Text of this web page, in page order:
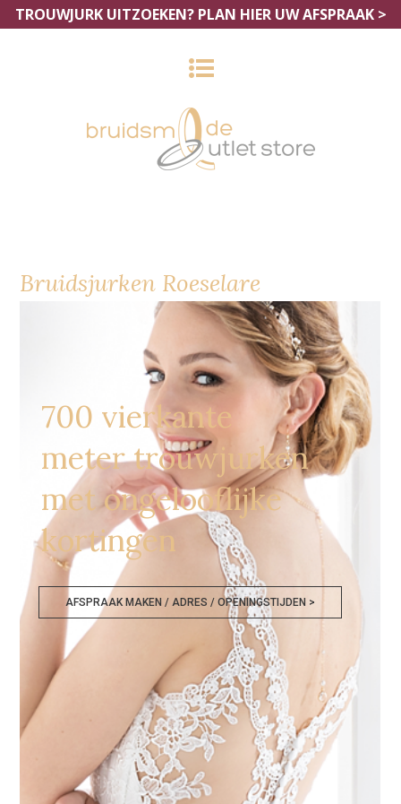
TROUWJURK UITZOEKEN? PLAN HIER UW AFSPRAAK >
Bruidsjurken Roeselare
700 vierkante
meter trouwjurken
met ongelooflijke
kortingen
AFSPRAAK MAKEN / ADRES / OPENINGSTIJDEN >
Bruidsjurken Roeselare